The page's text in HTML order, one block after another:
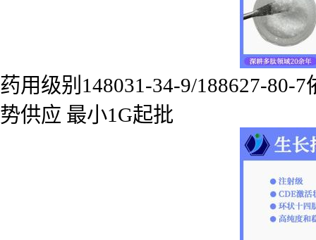
药用级别148031-34-9/188627-80-
势供应 最小1G起批